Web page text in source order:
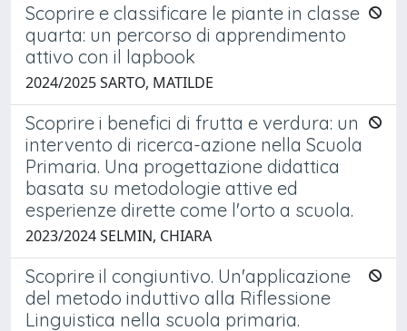
Scoprire e classificare le piante in classe
quarta: un percorso di apprendimento
attivo con il lapbook
2024/2025 SARTO, MATILDE
Scoprire i benefici di frutta e verdura: un
intervento di ricerca-azione nella Scuola
Primaria. Una progettazione didattica
basata su metodologie attive ed
esperienze dirette come l'orto a scuola.
2023/2024 SELMIN, CHIARA
Scoprire il congiuntivo. Un'applicazione
del metodo induttivo alla Riflessione
Linguistica nella scuola primaria.